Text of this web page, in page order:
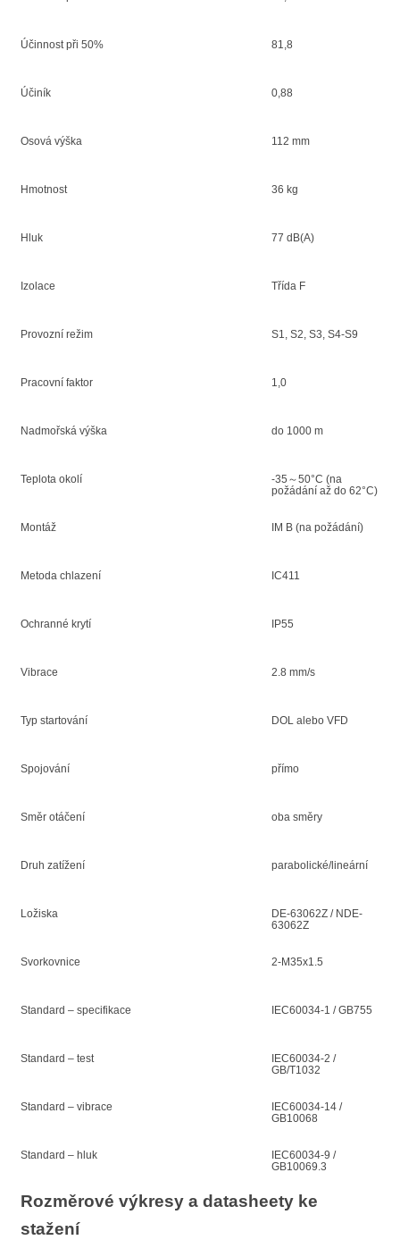
Účinnost při 50% 81,8
Účiník 0,88
Osová výška 112 mm
Hmotnost 36 kg
Hluk 77 dB(A)
Izolace Třída F
Provozní režim S1, S2, S3, S4-S9
Pracovní faktor 1,0
Nadmořská výška do 1000 m
Teplota okolí
-35～50°C (na
požádání až do 62°C)
Montáž IM B (na požádání)
Metoda chlazení IC411
Ochranné krytí IP55
Vibrace 2.8 mm/s
Typ startování DOL alebo VFD
Spojování přímo
Směr otáčení oba směry
Druh zatížení parabolické/lineární
Ložiska
DE-63062Z / NDE-
63062Z
Svorkovnice 2-M35x1.5
Standard – specifikace IEC60034-1 / GB755
Standard – test
IEC60034-2 /
GB/T1032
Standard – vibrace
IEC60034-14 /
GB10068
Standard – hluk
IEC60034-9 /
GB10069.3
Rozměrové výkresy a datasheety ke
stažení